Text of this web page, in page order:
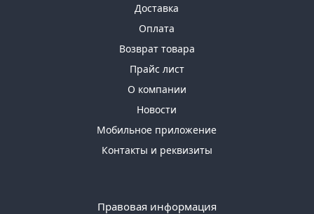
Доставка
Оплата
Возврат товара
Прайс лист
О компании
Новости
Мобильное приложение
Контакты и реквизиты
Правовая информация